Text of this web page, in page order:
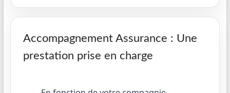
Accompagnement Assurance : Une
prestation prise en charge